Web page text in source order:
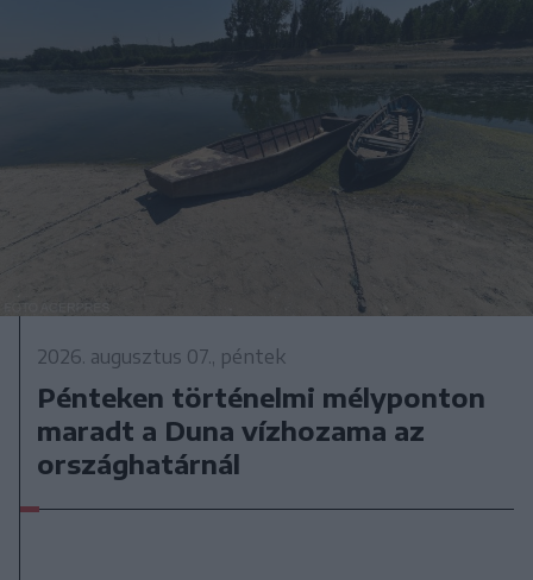
2026. augusztus 07., péntek
Pénteken történelmi mélyponton
maradt a Duna vízhozama az
országhatárnál